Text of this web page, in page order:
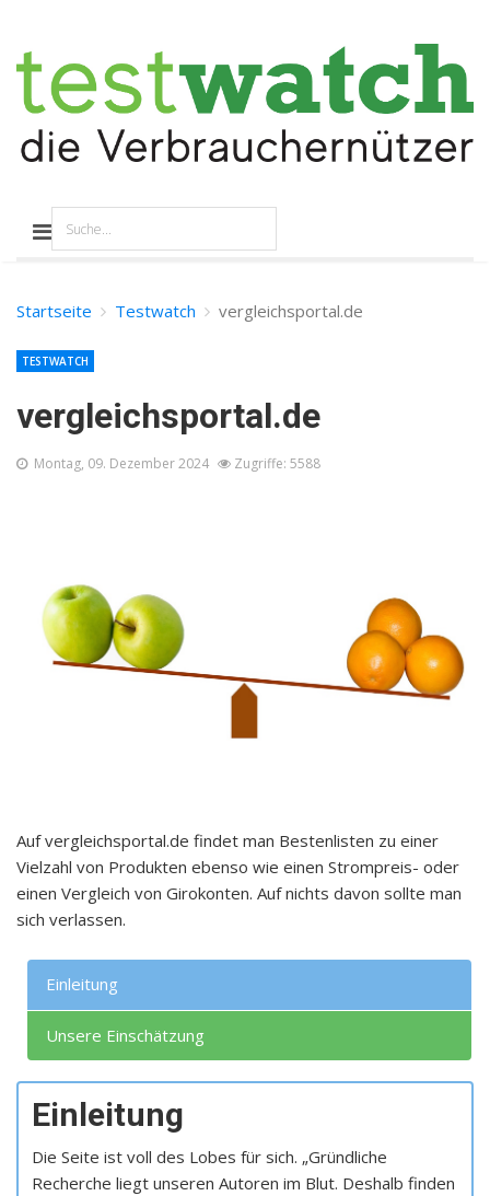
Startseite Testwatch vergleichsportal.de
vergleichsportal.de
TESTWATCH
Montag, 09. Dezember 2024 Zugriffe: 5588
Auf vergleichsportal.de findet man Bestenlisten zu einer
Vielzahl von Produkten ebenso wie einen Strompreis- oder
einen Vergleich von Girokonten. Auf nichts davon sollte man
sich verlassen.
Einleitung
Unsere Einschätzung
Einleitung
Die Seite ist voll des Lobes für sich. „Gründliche
Recherche liegt unseren Autoren im Blut. Deshalb finden